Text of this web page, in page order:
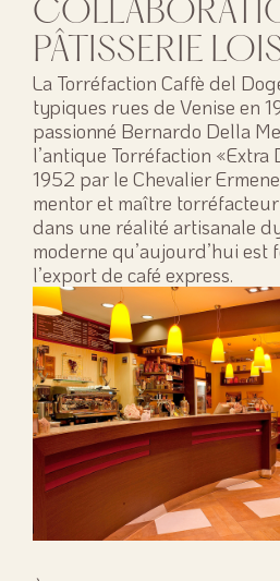
PÂTISSERIE
La Torréfaction Caffè del
typiques rues de Venise en
passionné Bernardo Della
l’antique Torréfaction «Extra
1952 par le Chevalier
mentor et maître
dans une réalité artisanale
moderne qu’aujourd’hui est
l’export de café express.